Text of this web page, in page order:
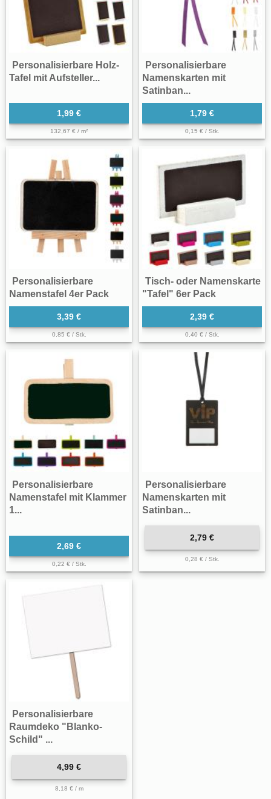
Personalisierbare Holz-
Tafel mit Aufsteller...
1,99 €
132,67 € / m²
Personalisierbare
Namenskarten mit
Satinban...
1,79 €
0,15 € / Stk.
Personalisierbare
Namenstafel 4er Pack
3,39 €
0,85 € / Stk.
Tisch- oder Namenskarte
"Tafel" 6er Pack
2,39 €
0,40 € / Stk.
Personalisierbare
Namenstafel mit Klammer
1...
2,69 €
0,22 € / Stk.
Personalisierbare
Namenskarten mit
Satinban...
2,79 €
0,28 € / Stk.
Personalisierbare
Raumdeko "Blanko-
Schild" ...
4,99 €
8,18 € / m